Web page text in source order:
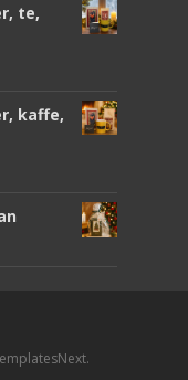
te,
kaffe,